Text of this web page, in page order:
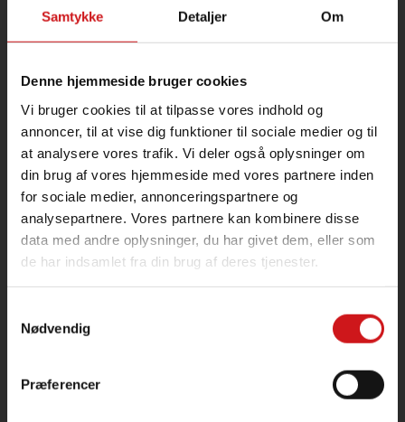
Samtykke Detaljer Om
Denne hjemmeside bruger cookies
Vi bruger cookies til at tilpasse vores indhold og
annoncer, til at vise dig funktioner til sociale medier og til
at analysere vores trafik. Vi deler også oplysninger om
din brug af vores hjemmeside med vores partnere inden
for sociale medier, annonceringspartnere og
analysepartnere. Vores partnere kan kombinere disse
data med andre oplysninger, du har givet dem, eller som
de har indsamlet fra din brug af deres tjenester.
Nødvendig
Præferencer
info@danomast.dk
Ekspeditions tid:
Mandag – torsdag
kl. 09.00 – 15.30
Fredag
kl. 9.00 – 13.30
Kommende flagdage